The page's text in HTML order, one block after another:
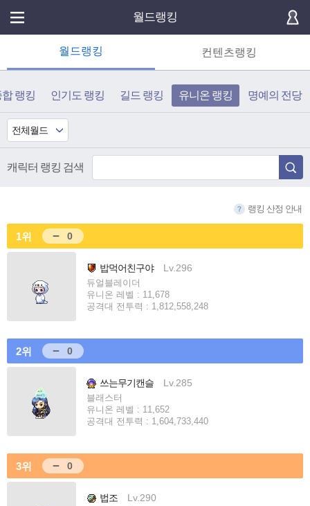
월드랭킹
월드랭킹 컨텐츠랭킹
랭킹 인기도 랭킹 길드 랭킹 유니온 랭킹 명예의 전당
전체월드
캐릭터 랭킹 검색
랭킹 산정 안내
1위 0
밥먹어친구야 Lv.296
듀얼블레이더
유니온 레벨 : 11,678
공격대 전투력 : 1,812,558,248
2위 0
쓰는무기캔슬 Lv.285
블래스터
유니온 레벨 : 11,652
공격대 전투력 : 1,604,733,440
3위 0
법조 Lv.290